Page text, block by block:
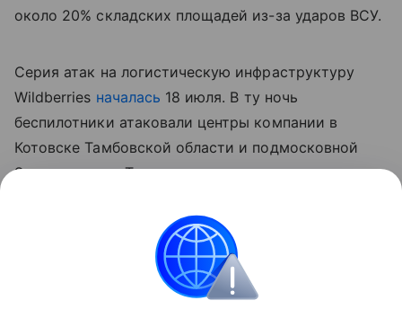
около 20% складских площадей из-за ударов ВСУ.
Серия атак на логистическую инфраструктуру
Wildberries началась 18 июля. В ту ночь
беспилотники атаковали центры компании в
Котовске Тамбовской области и подмосковной
Электростали. Также от ударов пострадали
других городах по всей стране.
экономика компании